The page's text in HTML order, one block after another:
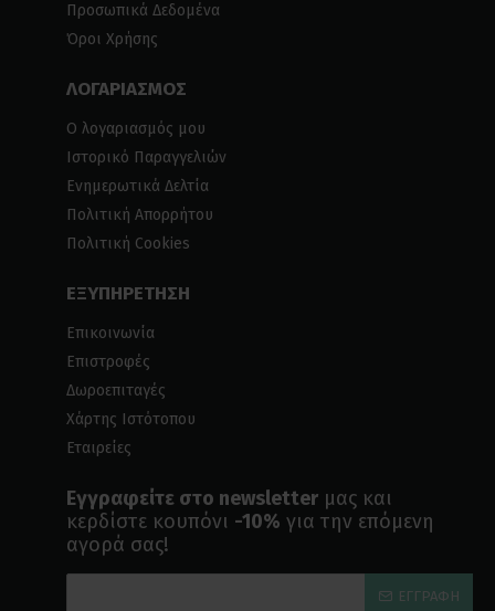
Προσωπικά Δεδομένα
Όροι Χρήσης
ΛΟΓΑΡΙΑΣΜΟΣ
Ο λογαριασμός μου
Ιστορικό Παραγγελιών
Ενημερωτικά Δελτία
Πολιτική Απορρήτου
Πολιτική Cookies
ΕΞΥΠΗΡΕΤΗΣΗ
Επικοινωνία
Επιστροφές
Δωροεπιταγές
Χάρτης Ιστότοπου
Εταιρείες
Εγγραφείτε στο newsletter μας και
κερδίστε κουπόνι -10% για την επόμενη
αγορά σας!
ΕΓΓΡΑΦΉ